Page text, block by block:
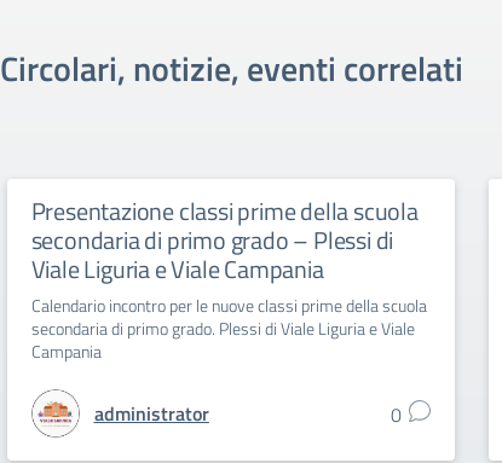
Circolari, notizie, eventi correlati
Presentazione classi prime della scuola
secondaria di primo grado – Plessi di
Viale Liguria e Viale Campania
Calendario incontro per le nuove classi prime della scuola
secondaria di primo grado. Plessi di Viale Liguria e Viale
Campania
administrator 0